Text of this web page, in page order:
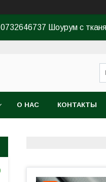
0732646737 Шоурум с
О НАС КОНТАКТЫ